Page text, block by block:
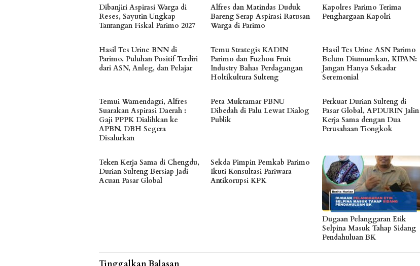
Dibanjiri Aspirasi Warga di
Reses, Sayutin Ungkap
Tantangan Fiskal Parimo 2027
Alfres dan Matindas Duduk
Bareng Serap Aspirasi Ratusan
Warga di Parimo
Kapolres Parimo Terima
Penghargaan Kapolri
Hasil Tes Urine BNN di
Parimo, Puluhan Positif Terdiri
dari ASN, Anleg, dan Pelajar
Temu Strategis KADIN
Parimo dan Fuzhou Fruit
Industry Bahas Perdagangan
Holtikultura Sulteng
Hasil Tes Urine ASN Parimo
Belum Diumumkan, KIPAN:
Jangan Hanya Sekadar
Seremonial
Temui Wamendagri, Alfres
Suarakan Aspirasi Daerah :
Gaji PPPK Dialihkan ke
APBN, DBH Segera
Disalurkan
Peta Muktamar PBNU
Dibedah di Palu Lewat Dialog
Publik
Perkuat Durian Sulteng di
Pasar Global, APDURIN Jalin
Kerja Sama dengan Dua
Perusahaan Tiongkok
Teken Kerja Sama di Chengdu,
Durian Sulteng Bersiap Jadi
Acuan Pasar Global
Sekda Pimpin Pemkab Parimo
Ikuti Konsultasi Pariwara
Antikorupsi KPK
Dugaan Pelanggaran Etik
Selpina Masuk Tahap Sidang
Pendahuluan BK